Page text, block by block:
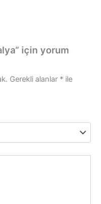
için yorum
Gerekli alanlar * ile